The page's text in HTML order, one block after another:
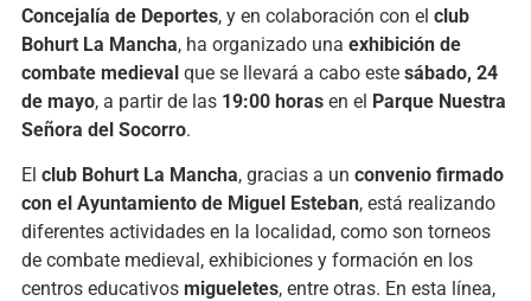
Concejalía de Deportes, y en colaboración con el club
Bohurt La Mancha, ha organizado una exhibición de
combate medieval que se llevará a cabo este sábado, 24
de mayo, a partirde las 19:00 horas en el Parque Nuestra
Señora del Socorro.
El club Bohurt La Mancha, gracias a un convenio firmado
con el Ayuntamiento de Miguel Esteban, está realizando
diferentes actividades en la localidad, como son torneos
de combate medieval, exhibiciones y formación en los
centros educativos migueletes, entre otras. En esta línea,